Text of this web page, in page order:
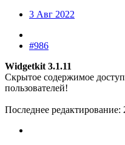
3 Авг 2022
#986
Widgetkit 3.1.11
Скрытое содержимое
пользователей!
Последнее редактирование: